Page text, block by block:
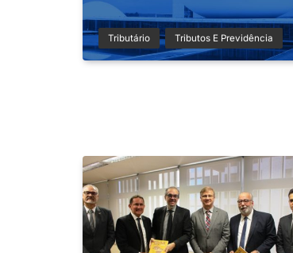
Tributário Tributos E Previdência